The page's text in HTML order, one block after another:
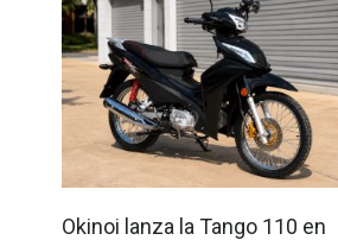
Okinoi lanza la Tango 110 en